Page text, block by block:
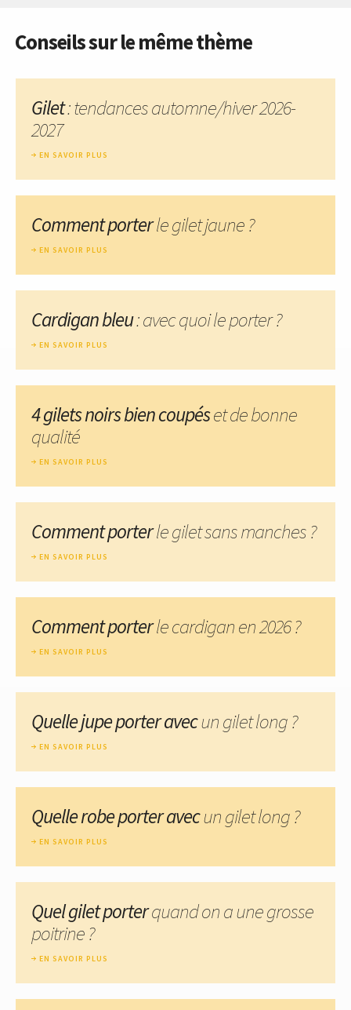
Conseils sur le même thème
Gilet: tendances automne/hiver 2026-
2027
EN SAVOIR PLUS
Comment porterle gilet jaune ?
EN SAVOIR PLUS
Cardigan bleu: avec quoi le porter ?
EN SAVOIR PLUS
4 gilets noirs bien coupéset de bonne
qualité
EN SAVOIR PLUS
Comment porterle gilet sans manches ?
EN SAVOIR PLUS
Comment porterle cardigan en 2026 ?
EN SAVOIR PLUS
Quelle jupe porter avecun gilet long ?
EN SAVOIR PLUS
Quelle robe porter avecun gilet long ?
EN SAVOIR PLUS
Quel gilet porterquand on a une grosse
poitrine ?
EN SAVOIR PLUS